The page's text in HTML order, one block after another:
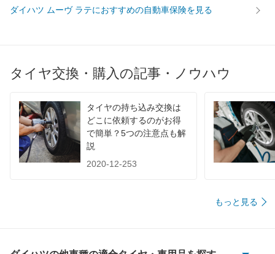
ダイハツ ムーヴ ラテにおすすめの自動車保険を見る
タイヤ交換・購入の記事・ノウハウ
タイヤの持ち込み交換は
どこに依頼するのがお得
で簡単？5つの注意点も解
説
2020-12-253
もっと見る